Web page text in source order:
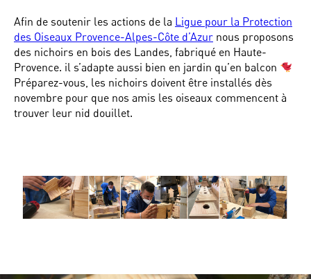
Afin de soutenir les actions de la Ligue pour la Protection
des Oiseaux Provence-Alpes-Côte d’Azur nous proposons
des nichoirs en bois des Landes, fabriqué en Haute-
Provence. il s’adapte aussi bien en jardin qu’en balcon
Préparez-vous, les nichoirs doivent être installés dès
novembre pour que nos amis les oiseaux commencent à
trouver leur nid douillet.